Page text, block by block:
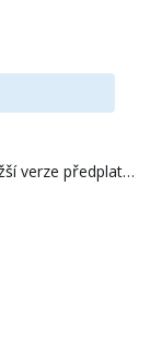
Aktualizace předplatného a přechod na nižší verze předplatného